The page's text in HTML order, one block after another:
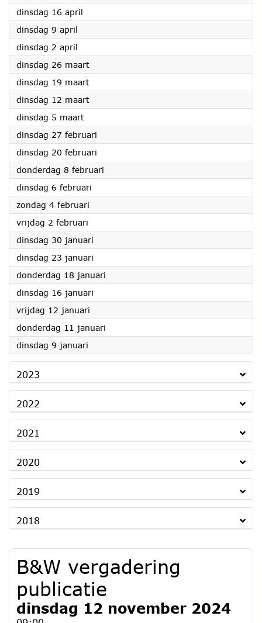
dinsdag 16 april
dinsdag 9 april
dinsdag 2 april
dinsdag 26 maart2024
dinsdag 19 maart2024
dinsdag 12 maart2024
dinsdag 5 maart2024
dinsdag 27 februari
dinsdag 20 februari
donderdag 8 februari
dinsdag 6 februari
zondag 4 februari
vrijdag 2 februari
dinsdag 30 januari
dinsdag 23 januari
donderdag 18 januari
dinsdag 16 januari
vrijdag 12 januari
donderdag 11 januari
dinsdag 9 januari
2023
2022
2021
2020
2019
2018
B&W vergadering
publicatie
dinsdag 12 november 2024